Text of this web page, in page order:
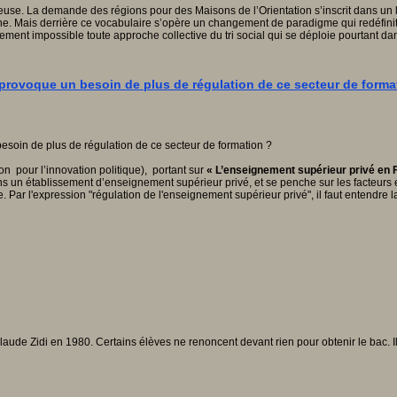
La demande des régions pour des Maisons de l’Orientation s’inscrit dans
Mais derrière ce vocabulaire s’opère un changement de paradigme qui
impossible toute approche collective du tri social qui se déploie pourtant
un besoin de plus de régulation de ce secteur de
pour l’innovation politique), portant sur « L’enseignement supérieur privé en
un établissement d’enseignement supérieur privé, et se penche sur les
Par l'expression "régulation de l'enseignement supérieur privé", il faut
Zidi en 1980. Certains élèves ne renoncent devant rien pour obtenir le